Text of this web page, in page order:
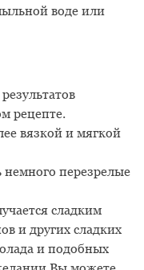
воде или
рецепте.
вязкой и мягкой
немного перезрелые
сладким
и других сладких
и подобных